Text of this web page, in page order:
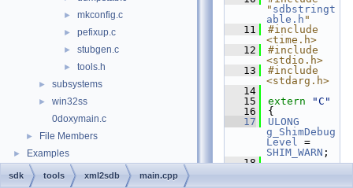
► mkconfig.c
► pefixup.c
► stubgen.c
► tools.h
► subsystems
►
win32ss
0doxymain.c
► File Members
► Examples
" sdbstringt
able.h "
   11
#include
<time.h>
   12
#include
<stdio.h>
   13
#include
<stdarg.h>
   14
   15
extern
"C"
   16
{
   17
ULONG
g_ShimDebug
Level
SHIM_WARN ;
   18
sdk tools xml2sdb main.cpp